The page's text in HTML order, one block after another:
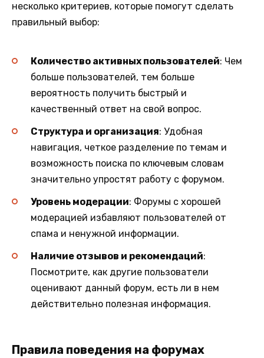
несколько критериев, которые помогут сделать
правильный выбор:
Количество активных пользователей: Чем
больше пользователей, тем больше
вероятность получить быстрый и
качественный ответ на свой вопрос.
Структура и организация: Удобная
навигация, четкое разделение по темам и
возможность поиска по ключевым словам
значительно упростят работу с форумом.
Уровень модерации: Форумы с хорошей
модерацией избавляют пользователей от
спама и ненужной информации.
Наличие отзывов и рекомендаций:
Посмотрите, как другие пользователи
оценивают данный форум, есть ли в нем
действительно полезная информация.
Правила поведения на форумах